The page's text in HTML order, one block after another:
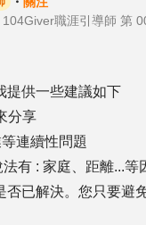
職涯引導師 第
提供一些建議如下
分享
連續性問題
有 : 家庭、距離...
已解決。您只要避